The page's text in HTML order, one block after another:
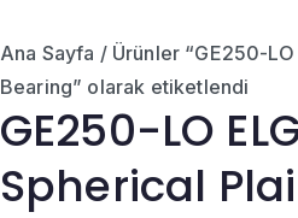
Ana Sayfa / Ürünler “GE250-
Bearing” olarak etiketlendi
GE250-LO
Spherical